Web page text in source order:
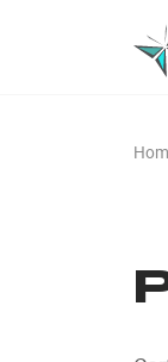
Skip to main